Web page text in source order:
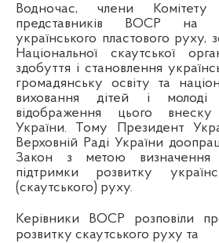
Водночас, члени Комітету
представників ВОСР на
українського пластового руху,
Національної скаутської
здобуття і становлення
громадянську освіту та
виховання дітей і молоді
відображення цього внеску
України. Тому Президент
Верховній Раді України
Закон з метою визначення
підтримки розвитку
(скаутського) руху.
Керівники ВОСР розповіли
розвитку скаутського руху та